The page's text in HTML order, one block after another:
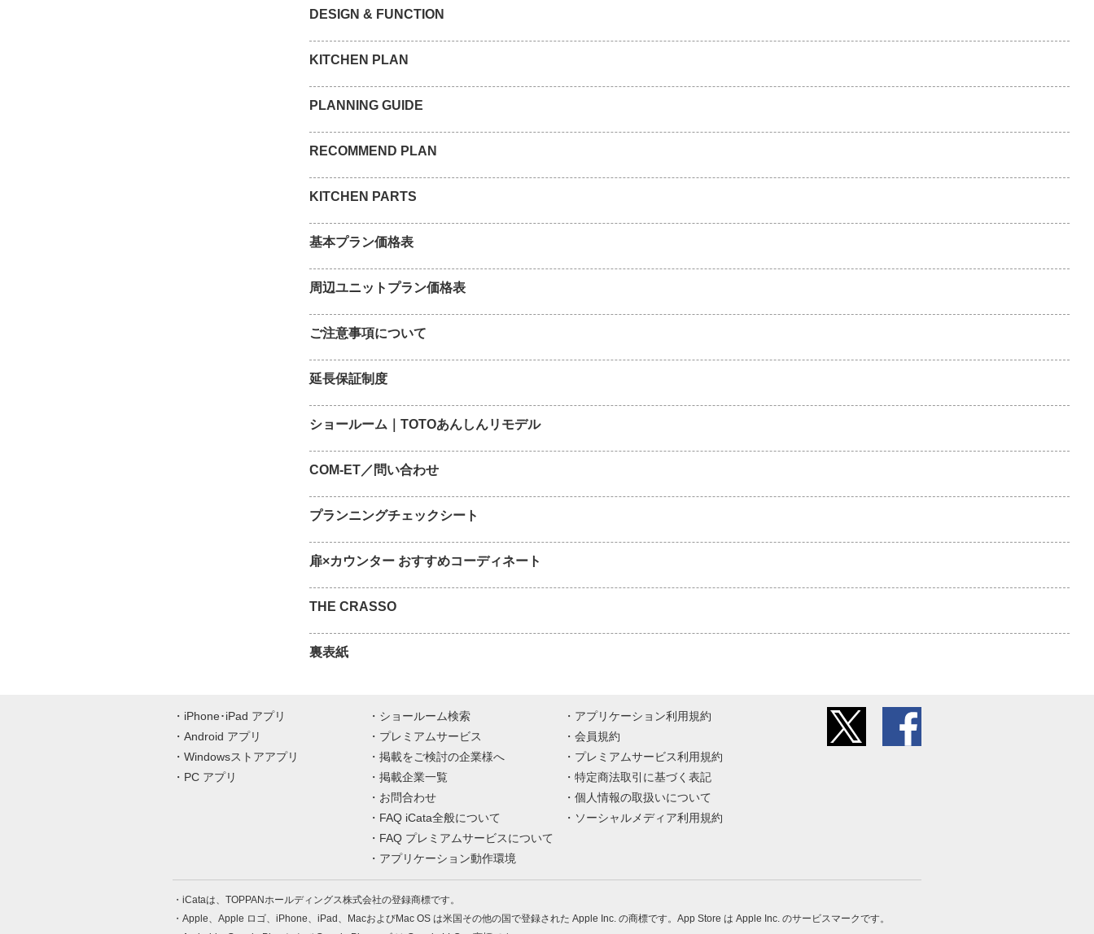
DESIGN & FUNCTION
KITCHEN PLAN
PLANNING GUIDE
RECOMMEND PLAN
KITCHEN PARTS
基本プラン価格表
周辺ユニットプラン価格表
ご注意事項について
延長保証制度
ショールーム｜TOTOあんしんリモデル
COM-ET／問い合わせ
プランニングチェックシート
扉×カウンター おすすめコーディネート
THE CRASSO
裏表紙
iPhone･iPad アプリ
Android アプリ
Windowsストアアプリ
PC アプリ
ショールーム検索
プレミアムサービス
掲載をご検討の企業様へ
掲載企業一覧
お問合わせ
FAQ iCata全般について
FAQ プレミアムサービスについて
アプリケーション動作環境
アプリケーション利用規約
会員規約
プレミアムサービス利用規約
特定商法取引に基づく表記
個人情報の取扱いについて
ソーシャルメディア利用規約
iCataは、TOPPANホールディングス株式会社の登録商標です。
Apple、Apple ロゴ、iPhone、iPad、MacおよびMac OS は米国その他の国で登録された Apple Inc. の商標です。App Store は Apple Inc. のサービスマークです。